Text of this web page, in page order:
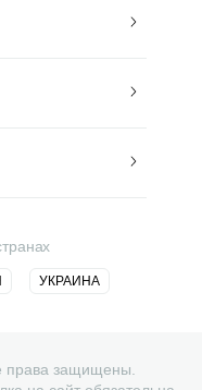
УКРАИНА
права защищены.